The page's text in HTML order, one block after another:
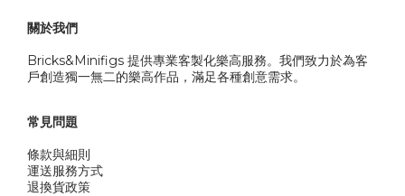
關於我們
Bricks&Minifigs 提供專業客製化樂高服務。我們致力於為客
戶創造獨一無二的樂高作品，滿足各種創意需求。
常見問題
條款與細則
運送服務方式
退換貨政策